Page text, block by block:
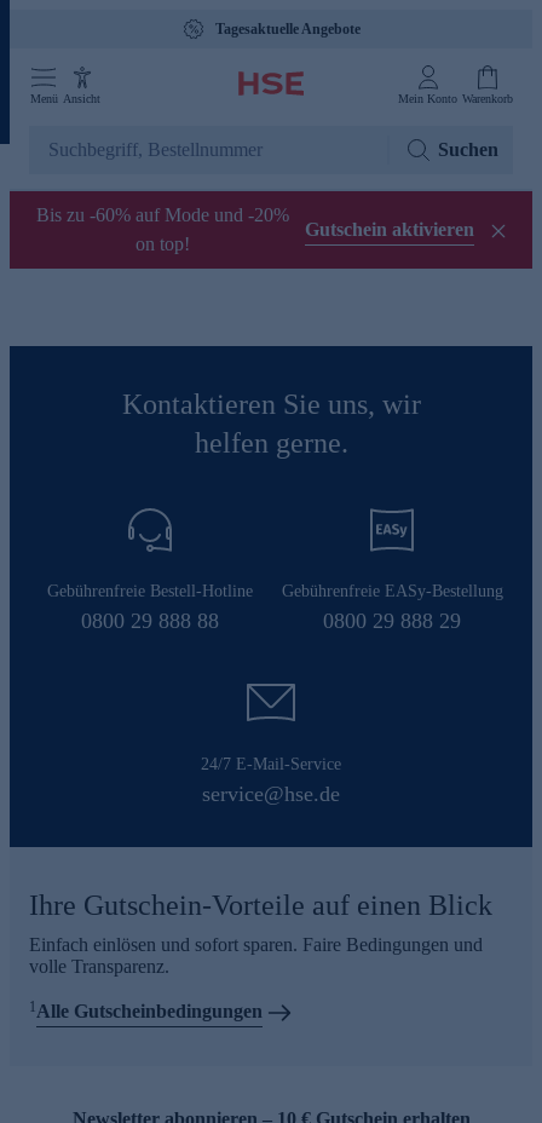
Tagesaktuelle Angebote
Menü Ansicht Mein Konto Warenkorb
Suchen
Bis zu -60% auf Mode und -20%
on top!
Gutschein aktivieren
Kontaktieren Sie uns, wir
helfen gerne.
Gebührenfreie Bestell-Hotline
0800 29 888 88
Gebührenfreie EASy-Bestellung
0800 29 888 29
24/7 E-Mail-Service
service@hse.de
Ihre Gutschein-Vorteile auf einen Blick
Einfach einlösen und sofort sparen. Faire Bedingungen und
volle Transparenz.
1Alle Gutscheinbedingungen
Newsletter abonnieren – 10 € Gutschein erhalten